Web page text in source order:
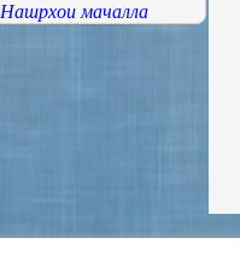
Нашрхои мачалла